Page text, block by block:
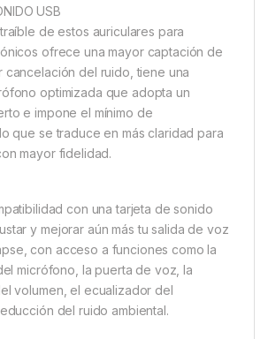
USB
de estos auriculares para
ofrece una mayor captación de
cancelación del ruido, tiene una
optimizada que adopta un
e impone el mínimo de
que se traduce en más claridad para
mayor fidelidad.
con una tarjeta de sonido
y mejorar aún más tu salida de voz
con acceso a funciones como la
micrófono, la puerta de voz, la
volumen, el ecualizador del
del ruido ambiental.